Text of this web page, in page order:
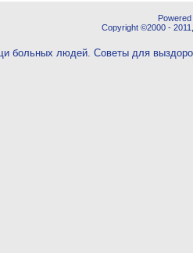
Copyright ©2000 -
больных людей. Советы для